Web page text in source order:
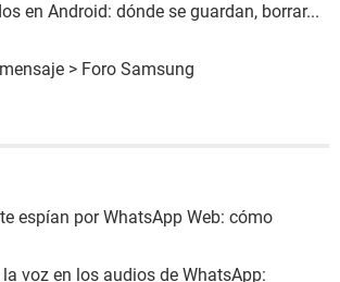
en Android: dónde se guardan, borrar...
> Foro Samsung
espían por WhatsApp Web: cómo
voz en los audios de WhatsApp: